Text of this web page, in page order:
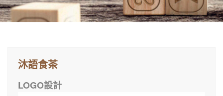
沐語食茶
LOGO設計